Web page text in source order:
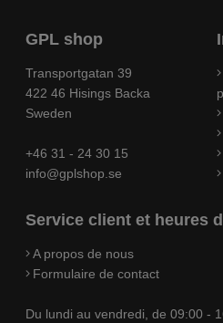
GPL shop
Transportgatan 39
422 46 Hisings Backa
Sweden
+46 31 - 24 30 15
info@gplshop.se
Service client et heures
A propos de nous
Formulaire de contact
Du lundi au vendredi, de 09:00 -